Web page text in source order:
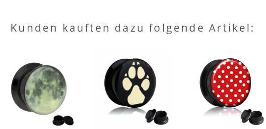
Kunden kauften dazu folgende Artikel: